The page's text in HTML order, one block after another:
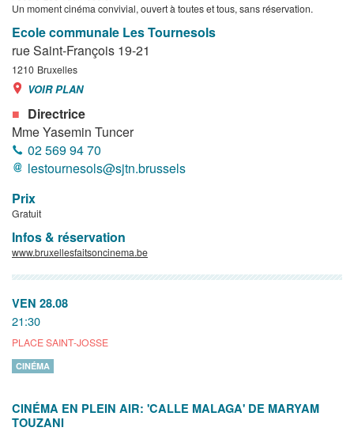
Un moment cinéma convivial, ouvert à toutes et tous, sans réservation.
Ecole communale Les Tournesols
rue Saint-François 19-21
1210 Bruxelles
VOIR PLAN
Directrice
Mme Yasemin Tuncer
02 569 94 70
lestournesols@sjtn.brussels
Prix
Gratuit
Infos & réservation
www.bruxellesfaitsoncinema.be
VEN 28.08
21:30
PLACE SAINT-JOSSE
CINÉMA
CINÉMA EN PLEIN AIR: 'CALLE MALAGA' DE MARYAM
TOUZANI